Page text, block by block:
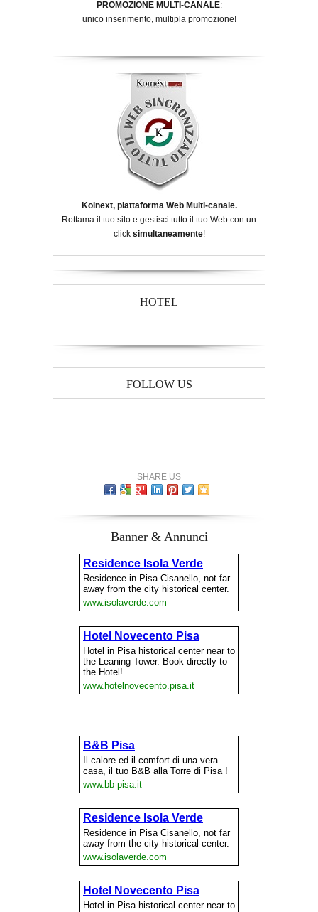
PROMOZIONE MULTI-CANALE:
unico inserimento, multipla promozione!
Koinext, piattaforma Web Multi-canale.
Rottama il tuo sito e gestisci tutto il tuo Web con un
click simultaneamente!
HOTEL
FOLLOW US
SHARE US
Banner & Annunci